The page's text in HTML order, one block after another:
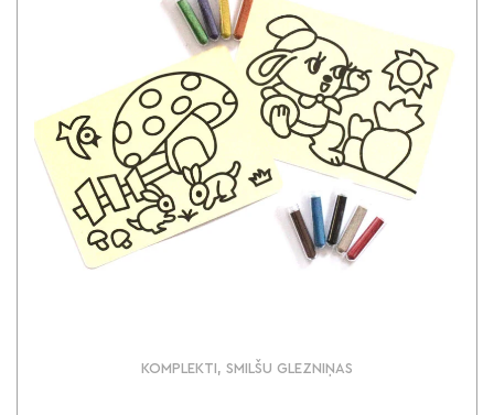
KOMPLEKTI, SMILŠU GLEZNIŅAS